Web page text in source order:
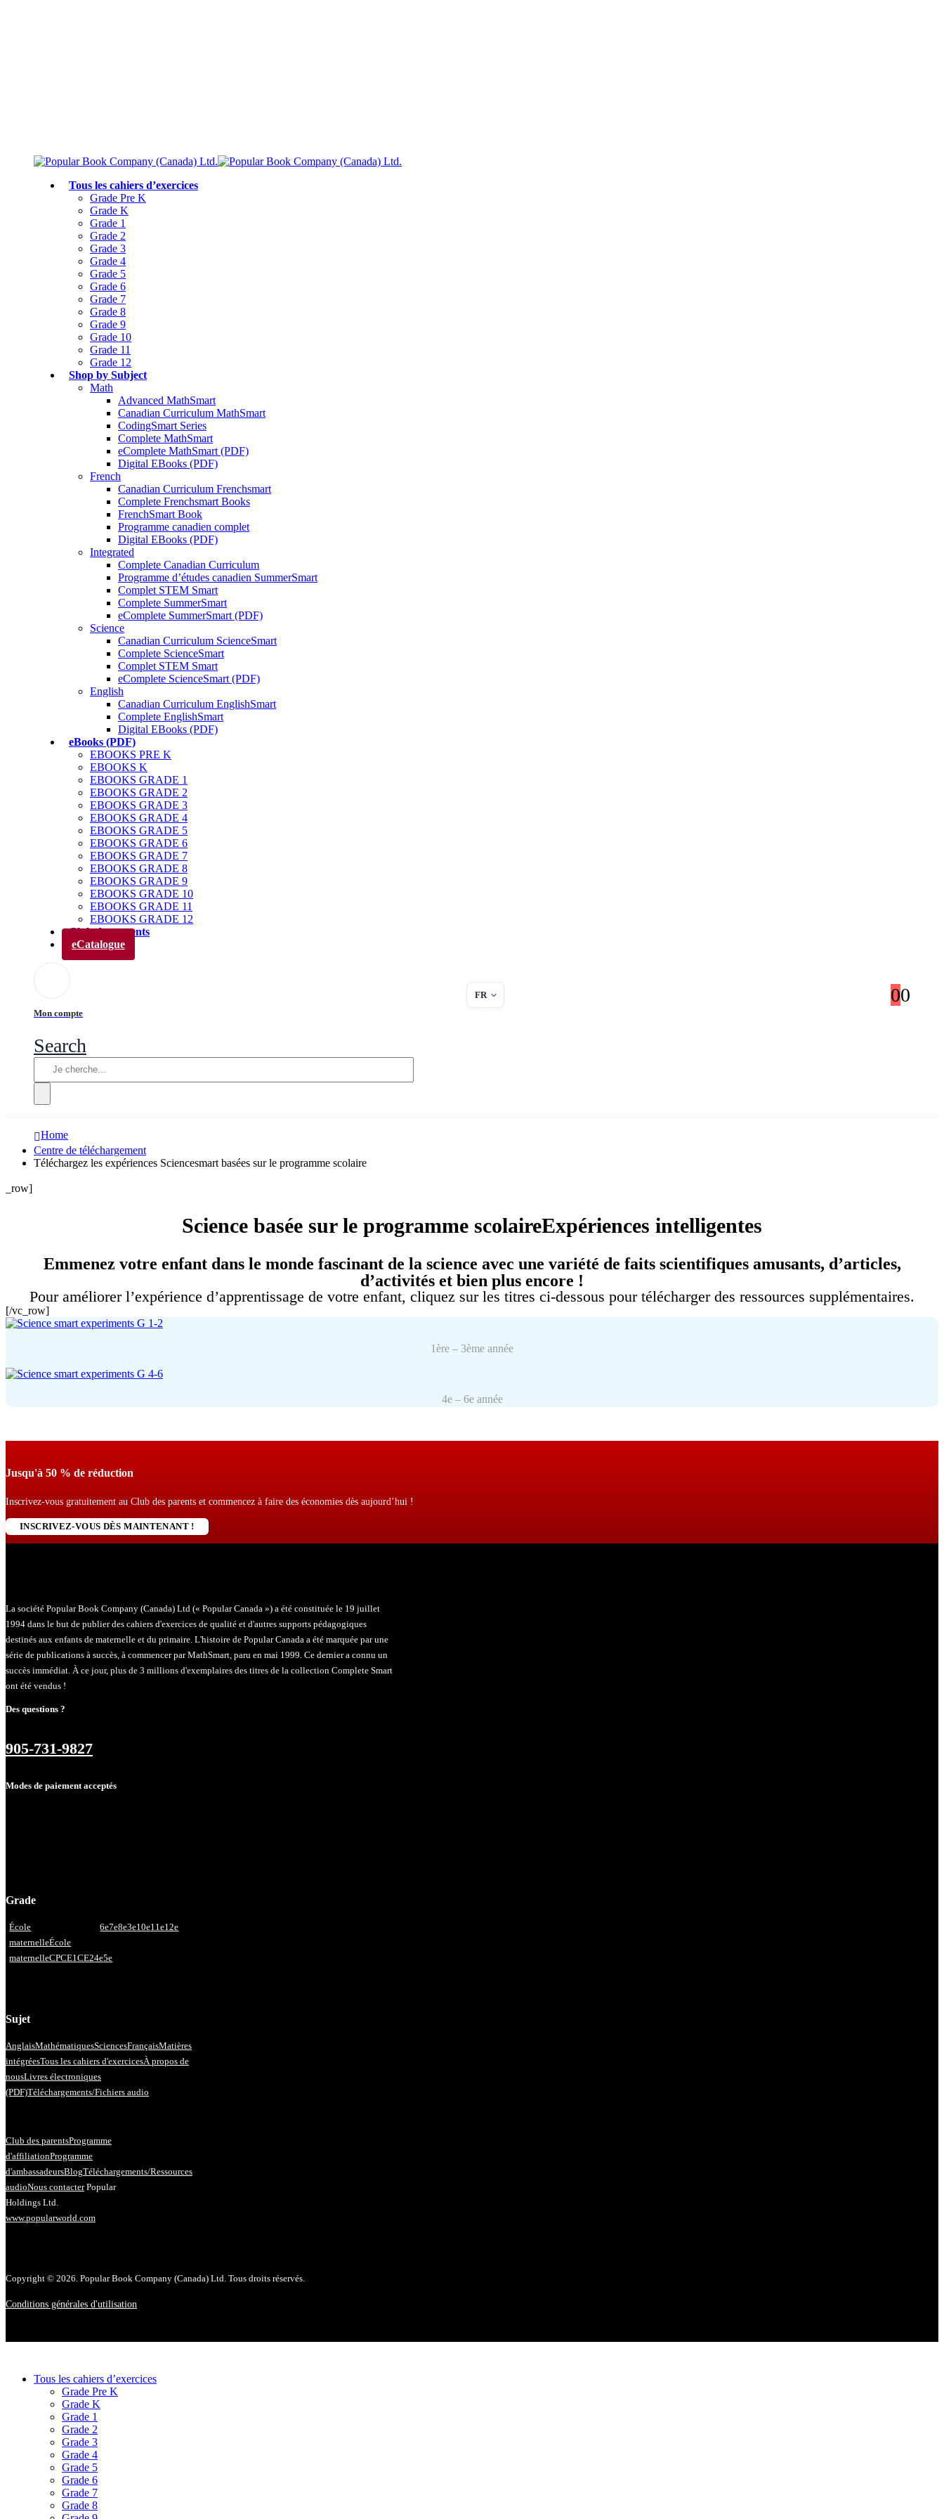
Tous les cahiers d’exercices
Grade Pre K
Grade K
Grade 1
Grade 2
Grade 3
Grade 4
Grade 5
Grade 6
Grade 7
Grade 8
Grade 9
Grade 10
Grade 11
Grade 12
Shop by Subject
Math
Advanced MathSmart
Canadian Curriculum MathSmart
CodingSmart Series
Complete MathSmart
eComplete MathSmart (PDF)
Digital EBooks (PDF)
French
Canadian Curriculum Frenchsmart
Complete Frenchsmart Books
FrenchSmart Book
Programme canadien complet
Digital EBooks (PDF)
Integrated
Complete Canadian Curriculum
Programme d’études canadien SummerSmart
Complet STEM Smart
Complete SummerSmart
eComplete SummerSmart (PDF)
Science
Canadian Curriculum ScienceSmart
Complete ScienceSmart
Complet STEM Smart
eComplete ScienceSmart (PDF)
English
Canadian Curriculum EnglishSmart
Complete EnglishSmart
Digital EBooks (PDF)
eBooks (PDF)
EBOOKS PRE K
EBOOKS K
EBOOKS GRADE 1
EBOOKS GRADE 2
EBOOKS GRADE 3
EBOOKS GRADE 4
EBOOKS GRADE 5
EBOOKS GRADE 6
EBOOKS GRADE 7
EBOOKS GRADE 8
EBOOKS GRADE 9
EBOOKS GRADE 10
EBOOKS GRADE 11
EBOOKS GRADE 12
Club des parents
eCatalogue
Mon compte
FR 00
Search
Home
Centre de téléchargement
Téléchargez les expériences Sciencesmart basées sur le programme scolaire
_row]
Science basée sur le programme scolaireExpériences intelligentes
Emmenez votre enfant dans le monde fascinant de la science avec une variété de faits scientifiques amusants, d’articles,
d’activités et bien plus encore !
Pour améliorer l’expérience d’apprentissage de votre enfant, cliquez sur les titres ci-dessous pour télécharger des ressources supplémentaires.
[/vc_row]
1ère – 3ème année
4e – 6e année
Jusqu'à 50 % de réduction
Inscrivez-vous gratuitement au Club des parents et commencez à faire des économies dès aujourd’hui !
INSCRIVEZ-VOUS DÈS MAINTENANT !
La société Popular Book Company (Canada) Ltd (« Popular Canada ») a été constituée le 19 juillet
1994 dans le but de publier des cahiers d'exercices de qualité et d'autres supports pédagogiques
destinés aux enfants de maternelle et du primaire. L'histoire de Popular Canada a été marquée par une
série de publications à succès, à commencer par MathSmart, paru en mai 1999. Ce dernier a connu un
succès immédiat. À ce jour, plus de 3 millions d'exemplaires des titres de la collection Complete Smart
ont été vendus !
Des questions ?
905-731-9827
Modes de paiement acceptés
Grade
École
maternelleÉcole
maternelleCPCE1CE24e5e
6e7e8e3e10e11e12e
Sujet
AnglaisMathématiquesSciencesFrançaisMatières
intégréesTous les cahiers d'exercicesÀ propos de
nousLivres électroniques
(PDF)Téléchargements/Fichiers audio
Club des parentsProgramme
d'affiliationProgramme
d'ambassadeursBlogTéléchargements/Ressources
audioNous contacter Popular
Holdings Ltd.
www.popularworld.com
Copyright © 2026. Popular Book Company (Canada) Ltd. Tous droits réservés.
Conditions générales d'utilisation
Tous les cahiers d’exercices
Grade Pre K
Grade K
Grade 1
Grade 2
Grade 3
Grade 4
Grade 5
Grade 6
Grade 7
Grade 8